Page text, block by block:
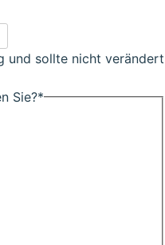
und sollte nicht verändert
Sie?*